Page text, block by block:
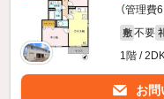
（管理費
敷 不要
1階 /
お問